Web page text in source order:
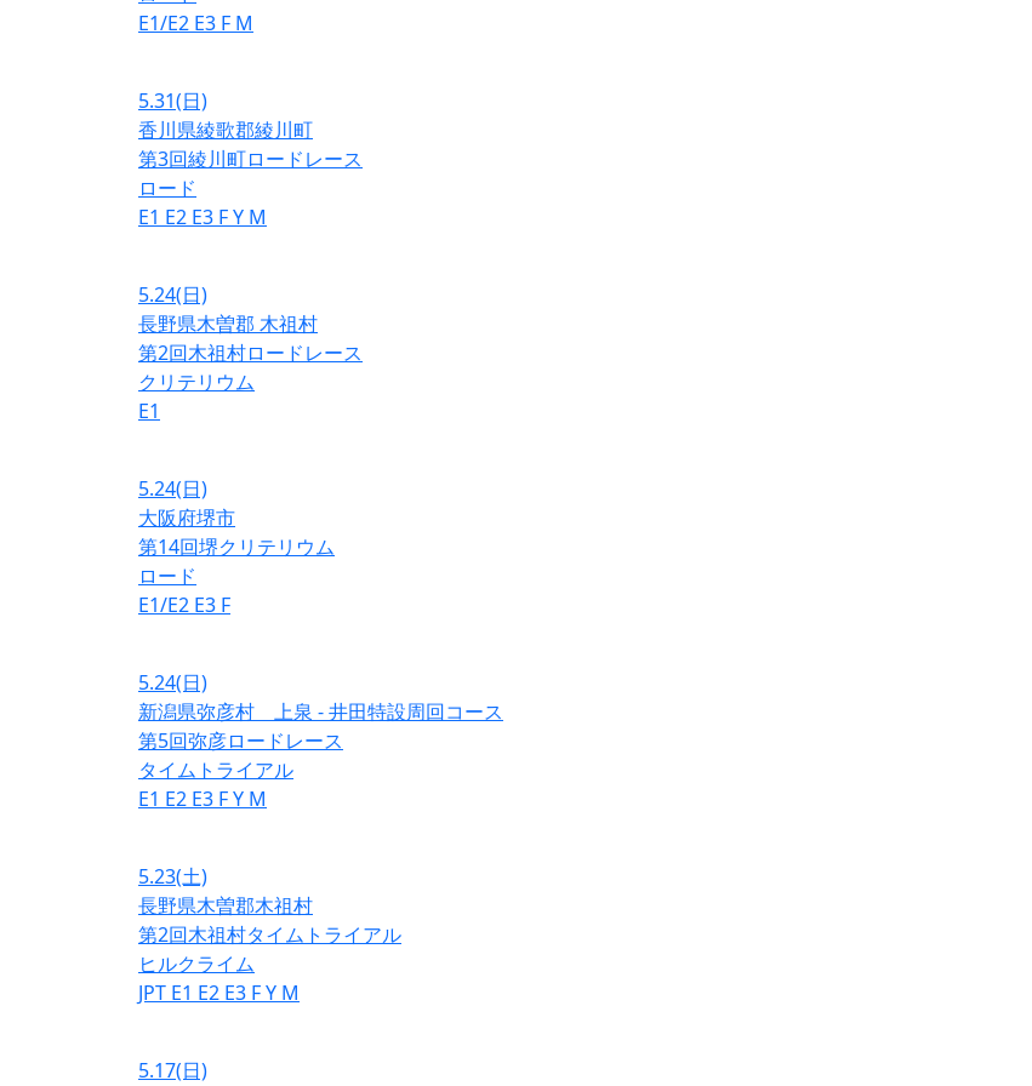
E1/E2 E3 F M
5.31(日)
香川県綾歌郡綾川町
第3回綾川町ロードレース
ロード
E1 E2 E3 FY M
5.24(日)
長野県木曽郡 木祖村
第2回木祖村ロードレース
クリテリウム
E1
5.24(日)
大阪府堺市
第14回堺クリテリウム
ロード
E1/E2 E3 F
5.24(日)
新潟県弥彦村 上泉 - 井田特設周回コース
第5回弥彦ロードレース
タイムトライアル
E1 E2 E3 FY M
5.23(土)
長野県木曽郡木祖村
第2回木祖村タイムトライアル
ヒルクライム
JPT E1 E2 E3 FY M
5.17(日)